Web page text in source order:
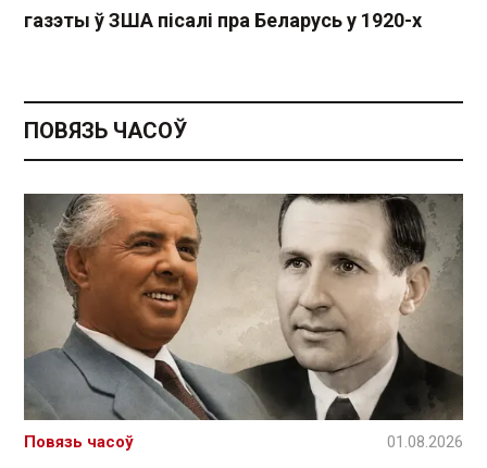
газэты ў ЗША пісалі пра Беларусь у 1920-х
ПОВЯЗЬ ЧАСОЎ
Повязь часоў 01.08.2026